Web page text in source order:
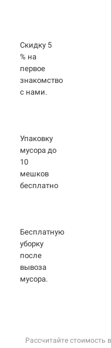
Скидку 5
% на
первое
знакомство
с нами.
Упаковку
мусора до
10
мешков
бесплатно
Бесплатную
уборку
после
вывоза
мусора.
Рассчитайте стоимость